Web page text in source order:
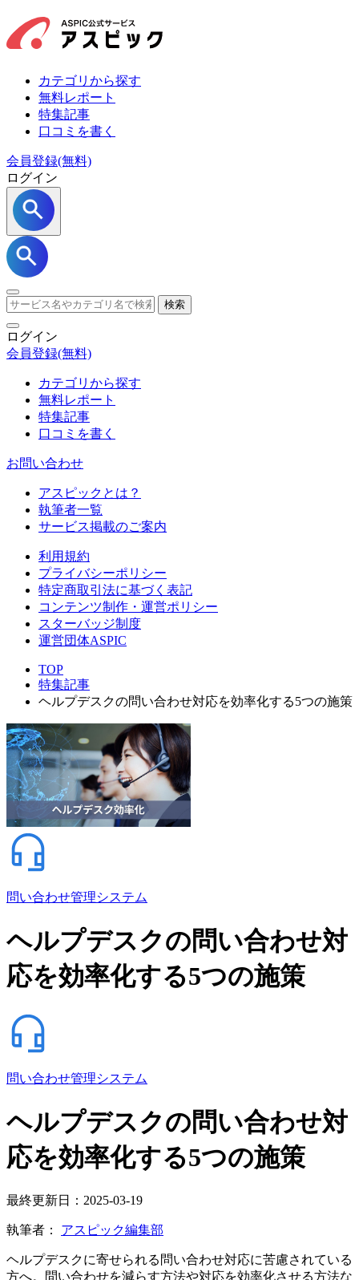
カテゴリから探す
無料レポート
特集記事
口コミを書く
会員登録(無料)
ログイン
検索
ログイン
会員登録(無料)
カテゴリから探す
無料レポート
特集記事
口コミを書く
お問い合わせ
アスピックとは？
執筆者一覧
サービス掲載のご案内
利用規約
プライバシーポリシー
特定商取引法に基づく表記
コンテンツ制作・運営ポリシー
スターバッジ制度
運営団体ASPIC
TOP
特集記事
ヘルプデスクの問い合わせ対応を効率化する5つの施策
問い合わせ管理システム
ヘルプデスクの問い合わせ対
応を効率化する5つの施策
問い合わせ管理システム
ヘルプデスクの問い合わせ対
応を効率化する5つの施策
最終更新日：2025-03-19
執筆者： アスピック編集部
ヘルプデスクに寄せられる問い合わせ対応に苦慮されている
方へ。問い合わせを減らす方法や対応を効率化させる方法な